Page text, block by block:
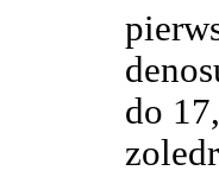
do